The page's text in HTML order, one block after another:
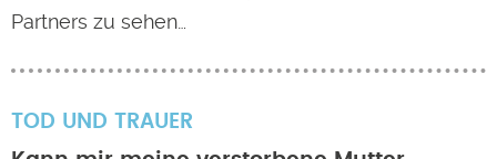
Partners zu sehen…
TOD UND TRAUER